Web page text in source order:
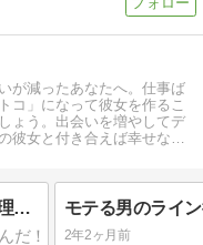
が減ったあなたへ。仕事ば
コ」になって彼女を作るこ
ょう。出会いを増やしてデ
彼女と付き合えば幸せな毎
付き合ってないのに嫉妬する女性心理とは？好意か脈なしを徹底解説！
2年2ヶ月前